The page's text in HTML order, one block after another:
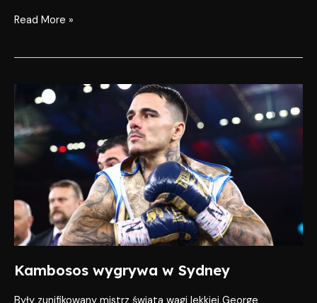
Read More »
Kambosos wygrywa w Sydney
Kambosos
wygrywa
w
Sydney